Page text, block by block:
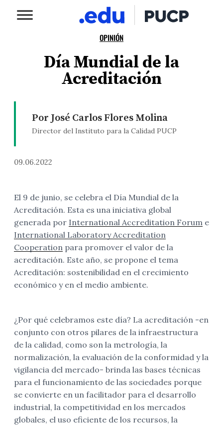
OPINIÓN
Día Mundial de la
Acreditación
Por José Carlos Flores Molina
Director del Instituto para la Calidad PUCP
09.06.2022
El 9 de junio, se celebra el Día Mundial de la
Acreditación. Esta es una iniciativa global
generada por International Accreditation Forum e
International Laboratory Accreditation
Cooperation para promover el valor de la
acreditación. Este año, se propone el tema
Acreditación: sostenibilidad en el crecimiento
económico y en el medio ambiente.
¿Por qué celebramos este día? La acreditación -en
conjunto con otros pilares de la infraestructura
de la calidad, como son la metrología, la
normalización, la evaluación de la conformidad y la
vigilancia del mercado- brinda las bases técnicas
para el funcionamiento de las sociedades porque
se convierte en un facilitador para el desarrollo
industrial, la competitividad en los mercados
globales, el uso eficiente de los recursos, la